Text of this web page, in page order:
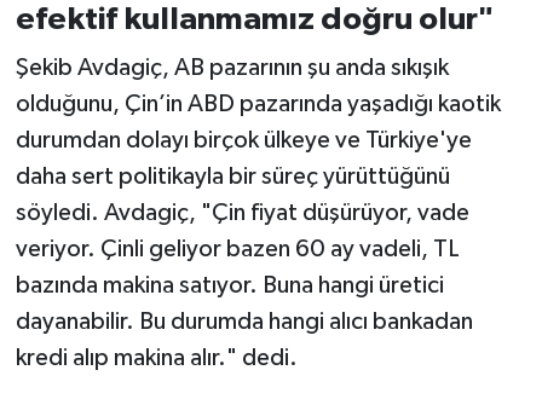
efektif kullanmamız doğru olur"
Şekib Avdagiç, AB pazarının şu anda sıkışık
olduğunu, Çin’in ABD pazarında yaşadığı kaotik
durumdan dolayı birçok ülkeye ve Türkiye'ye
daha sert politikayla bir süreç yürüttüğünü
söyledi. Avdagiç, "Çin fiyat düşürüyor, vade
veriyor. Çinli geliyor bazen 60 ay vadeli, TL
bazında makina satıyor. Buna hangi üretici
dayanabilir. Bu durumda hangi alıcı bankadan
kredi alıp makina alır." dedi.